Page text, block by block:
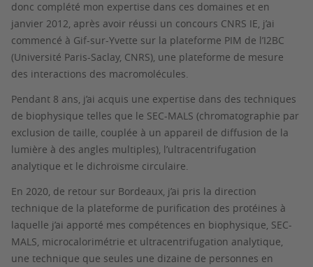
donc complété mon expertise dans ces domaines et en
janvier 2012, après avoir réussi un concours CNRS IE, j’ai
commencé à Gif-sur-Yvette sur la plateforme PIM de l’I2BC
(Université Paris-Saclay, CNRS), une plateforme de mesure
des interactions des macromolécules.
Pendant 8 ans, j’ai acquis une expertise dans des techniques
de biophysique telles que le SEC-MALS (chromatographie par
exclusion de taille, couplée à un appareil de diffusion de la
lumière à des angles multiples), l’ultracentrifugation
analytique et le dichroïsme circulaire.
En 2020, de retour sur Bordeaux, j’ai pris la direction
technique de la plateforme de purification des protéines à
laquelle j’ai apporté mes compétences en biophysique, SEC-
MALS, microcalorimétrie et ultracentrifugation analytique,
une technique que seules une dizaine de personnes en